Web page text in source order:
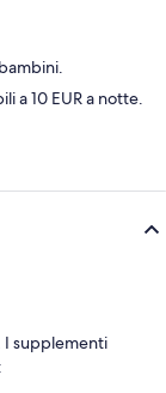
a 10 EUR a notte.
I supplementi